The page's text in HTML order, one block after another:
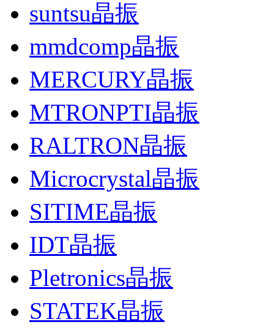
suntsu晶振
mmdcomp晶振
MERCURY晶振
MTRONPTI晶振
RALTRON晶振
Microcrystal晶振
SITIME晶振
IDT晶振
Pletronics晶振
STATEK晶振